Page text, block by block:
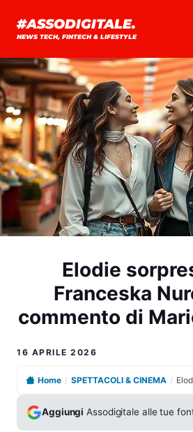
#ASSODIGITALE.
NEWS TECH, FINTECH & LIFESTYLE
Elodie
Franceska
commento di
16 APRILE 2026
Home / SPETTACOLI & CINEMA /
Aggiungi Assodigitale alle tue